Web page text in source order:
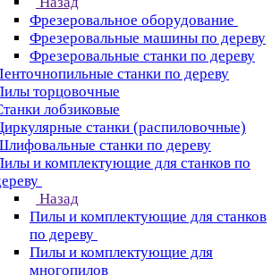
Фрезеровальное оборудование
Фрезеровальные машины по дереву
Фрезеровальные станки по дереву
станки по дереву
торцовочные
лобзиковые
станки (распиловочные)
станки по дереву
и комплектующие для станков по
Назад
Пилы и комплектующие для станков
по дереву
Пилы и комплектующие для
многопилов